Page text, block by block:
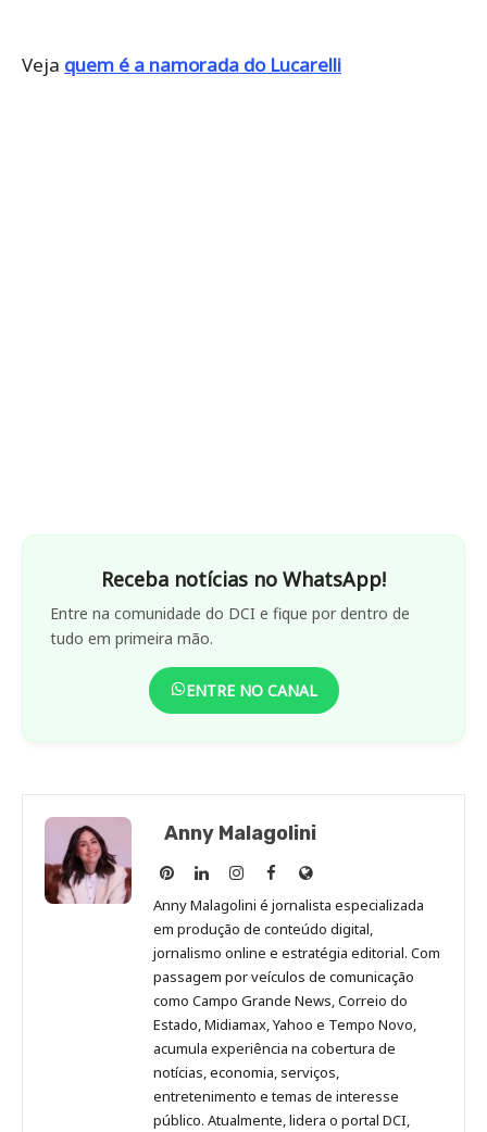
Veja quem é a namorada do Lucarelli
Receba notícias no WhatsApp!
Entre na comunidade do DCI e fique por dentro de
tudo em primeira mão.
ENTRE NO CANAL
Anny Malagolini
Anny
Malagolini
no
Pinterest
Anny
Malagolini
no
LinkedIn
Anny
Malagolini
no
Instagram
Anny
Malagolini
no
Facebook
Site
de
Anny
Malagolini
Anny Malagolini é jornalista especializada
em produção de conteúdo digital,
jornalismo online e estratégia editorial. Com
passagem por veículos de comunicação
como Campo Grande News, Correio do
Estado, Midiamax, Yahoo e Tempo Novo,
acumula experiência na cobertura de
notícias, economia, serviços,
entretenimento e temas de interesse
público. Atualmente, lidera o portal DCI,